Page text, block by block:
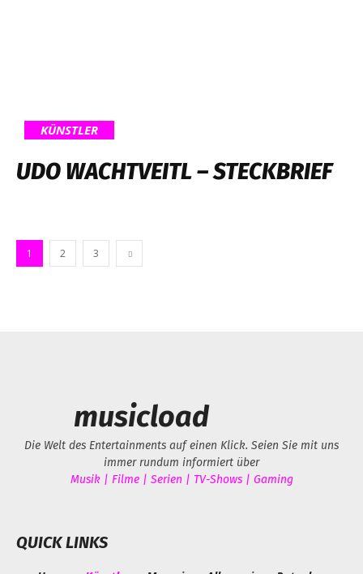
KÜNSTLER
UDO WACHTVEITL – STECKBRIEF
1 2 3
musicload
Die Welt des Entertainments auf einen Klick. Seien Sie mit uns
immer rundum informiert über
Musik | Filme | Serien | TV-Shows | Gaming
QUICK LINKS